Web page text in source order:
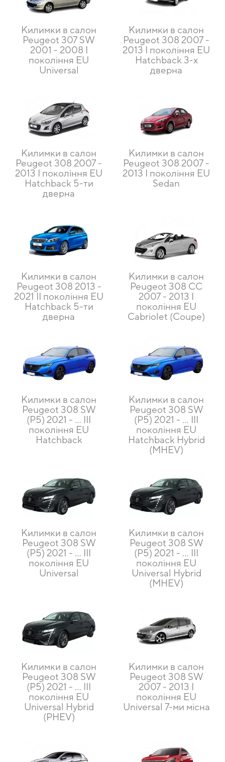
Килимки в салон
Peugeot 307 SW
2001 - 2008 I
покоління EU
Universal
Килимки в салон
Peugeot 308 2007 -
2013 I покоління EU
Hatchback 3-х
дверна
Килимки в салон
Peugeot 308 2007 -
2013 I покоління EU
Hatchback 5-ти
дверна
Килимки в салон
Peugeot 308 2007 -
2013 I покоління EU
Sedan
Килимки в салон
Peugeot 308 2013 -
2021 II покоління EU
Hatchback 5-ти
дверна
Килимки в салон
Peugeot 308 CC
2007 - 2013 I
покоління EU
Cabriolet (Coupe)
Килимки в салон
Peugeot 308 SW
(P5) 2021 - ... III
покоління EU
Hatchback
Килимки в салон
Peugeot 308 SW
(P5) 2021 - ... III
покоління EU
Hatchback Hybrid
(MHEV)
Килимки в салон
Peugeot 308 SW
(P5) 2021 - ... III
покоління EU
Universal
Килимки в салон
Peugeot 308 SW
(P5) 2021 - ... III
покоління EU
Universal Hybrid
(MHEV)
Килимки в салон
Peugeot 308 SW
(P5) 2021 - ... III
покоління EU
Universal Hybrid
(PHEV)
Килимки в салон
Peugeot 308 SW
2007 - 2013 I
покоління EU
Universal 7-ми місна